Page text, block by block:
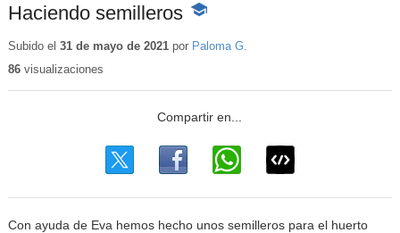
Haciendo semilleros -
educativo
Subido el 31 de mayo de 2021por Paloma G.
86visualizaciones
Con ayuda de Eva hemos hecho unos semilleros para el huerto